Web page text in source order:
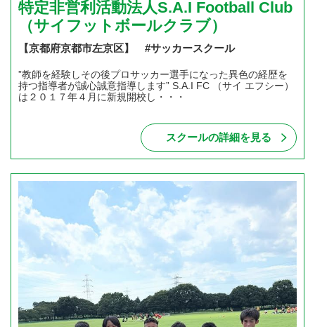
特定非営利活動法人S.A.I Football Club
（サイフットボールクラブ）
【京都府京都市左京区】 #サッカースクール
”教師を経験しその後プロサッカー選手になった異色の経歴を
持つ指導者が誠心誠意指導します” S.A.I FC （サイ エフシー）
は２０１７年４月に新規開校し・・・
スクールの詳細を見る